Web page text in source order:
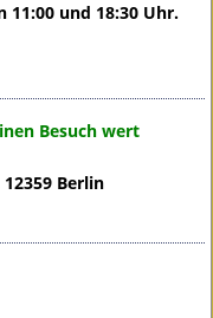
11:00 und 18:30 Uhr.
Besuch wert
Berlin